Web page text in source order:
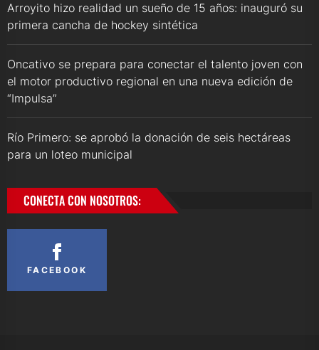
Arroyito hizo realidad un sueño de 15 años: inauguró su
primera cancha de hockey sintética
Oncativo se prepara para conectar el talento joven con
el motor productivo regional en una nueva edición de
“Impulsa”
Río Primero: se aprobó la donación de seis hectáreas
para un loteo municipal
CONECTA CON NOSOTROS:
FACEBOOK